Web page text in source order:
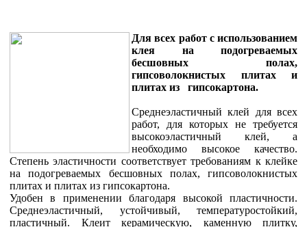
Для всех работ с использованием
клея на подогреваемых
бесшовных полах,
гипсоволокнистых плитах и
плитах из гипсокартона.
Среднеэластичный клей для всех
работ, для которых не требуется
высокоэластичный клей, а
необходимо высокое качество.
Степень эластичности соответствует требованиям к клейке
на подогреваемых бесшовных полах, гипсоволокнистых
плитах и плитах из гипсокартона.
Удобен в применении благодаря высокой пластичности.
Среднеэластичный, устойчивый, температуростойкий,
пластичный. Клеит керамическую, каменную плитку,